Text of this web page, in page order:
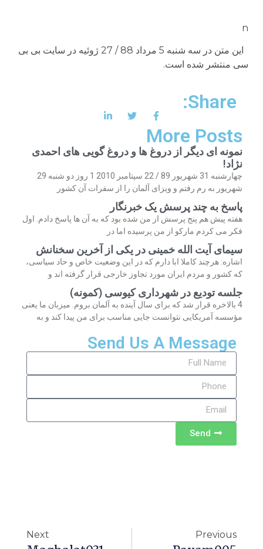
n
این متن در سه شنبه 5 مرداد 88 / 27 ژوئیه در سایت بی بی
سی منتشر شده است.
Share:
More Posts
نمونه ای دیگر از دروغ ها و دروغ گویی های احمدی
نژاد!
چهارشنبه 31 شهریور 89 / 22 سپتامبر 2010 1 روز دو شنبه 29
شهریور به رم رفتم و ویزای آلمان را از سفرات آن کشور
پاسخ به چند پرسش یک خبرنگار
هفته پیش هم پنج پرسش از من شده بود که به آن ها پاسخ دادم. اول
فکر می کردم مارکو از من پرسیده اما در
سیمای آیت الله خمینی در یکی از آخرین سخنانش
اشاره: هرچند کاملا ابا دارم که در این وضعیت خاص و حاد سیاسی،
که کشور و مردم ایران مورد تجاوز خارجی قرار گرفته اند و
جلسه تودیع در شهرداری کیوسی (کمونه)
4 بالاخره قرار شد که برای سال آینده به آلمان بروم. میزبان ما یعنی
مؤسسه آمریکایی نتوانست جایی مناسب برای من پیدا کند و به
Send Us A Message
Send
Previous
Next